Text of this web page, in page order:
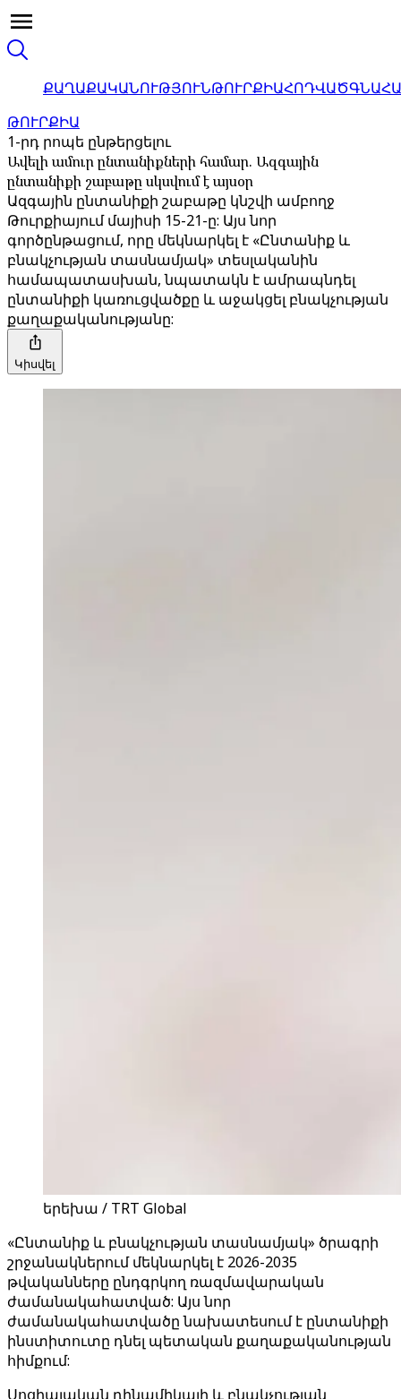
ՔԱՂԱՔԱԿԱՆՈՒԹՅՈՒՆԹՈՒՐՔԻԱՀՈԴՎԱԾ
ԹՈՒՐՔԻԱ
1-րդ րոպե ընթերցելու
Ավելի ամուր ընտանիքների համար. Ազգային
ընտանիքի շաբաթը սկսվում է այսօր
Ազգային ընտանիքի շաբաթը կնշվի ամբողջ
Թուրքիայում մայիսի 15-21-ը: Այս նոր
գործընթացում, որը մեկնարկել է «Ընտանիք և
բնակչության տասնամյակ» տեսլականին
համապատասխան, նպատակն է ամրապնդել
ընտանիքի կառուցվածքը և աջակցել բնակչության
քաղաքականությանը:
Կիսվել
երեխա / TRT Global
«Ընտանիք և բնակչության տասնամյակ» ծրագրի
շրջանակներում մեկնարկել է 2026-2035
թվականները ընդգրկող ռազմավարական
ժամանակահատված: Այս նոր
ժամանակահատվածը նախատեսում է ընտանիքի
ինստիտուտը դնել պետական ​​քաղաքականության
հիմքում:
Սոցիալական դինամիկայի և բնակչության